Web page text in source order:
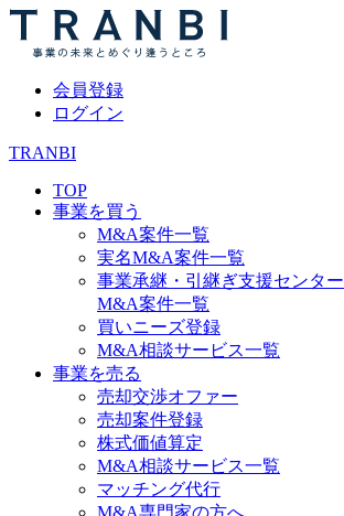
会員登録
ログイン
TRANBI
TOP
事業を買う
M&A案件一覧
実名M&A案件一覧
事業承継・引継ぎ支援センター
M&A案件一覧
買いニーズ登録
M&A相談サービス一覧
事業を売る
売却交渉オファー
売却案件登録
株式価値算定
M&A相談サービス一覧
マッチング代行
M&A専門家の方へ